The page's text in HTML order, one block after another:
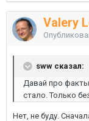
Valery
sww сказал:
Давай про
стало. Только
Нет, не буду.